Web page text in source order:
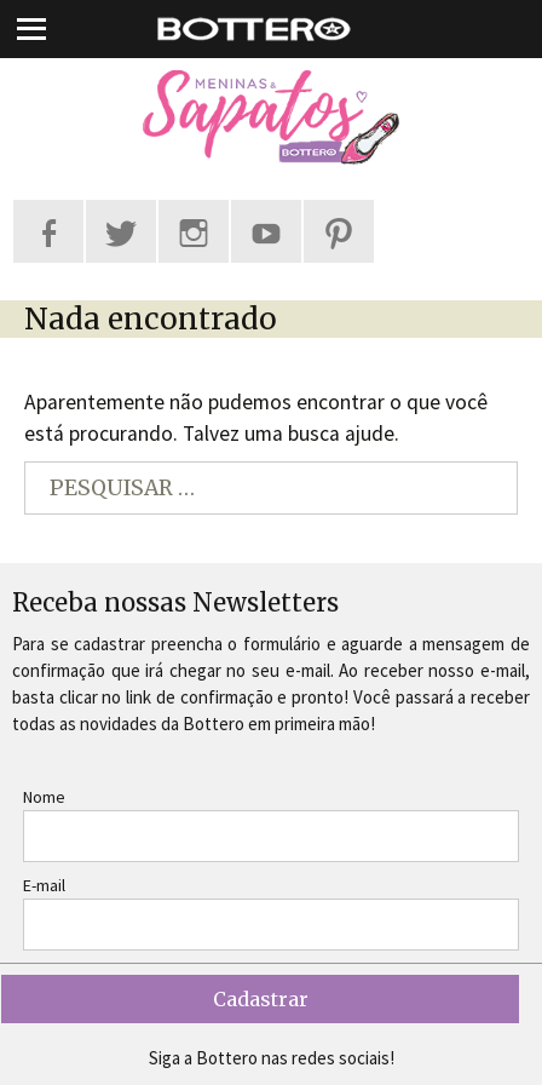
Pular
para
Nada encontrado
Aparentemente não pudemos encontrar o que você
está procurando. Talvez uma busca ajude.
Pesquisar
por:
Receba nossas Newsletters
Para se cadastrar preencha o formulário e aguarde a mensagem de
confirmação que irá chegar no seu e-mail. Ao receber nosso e-mail,
basta clicar no link de confirmação e pronto! Você passará a receber
todas as novidades da Bottero em primeira mão!
Nome
E-mail
Siga a Bottero nas redes sociais!